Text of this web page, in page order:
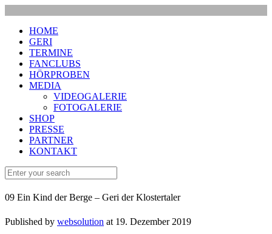
HOME
GERI
TERMINE
FANCLUBS
HÖRPROBEN
MEDIA
VIDEOGALERIE
FOTOGALERIE
SHOP
PRESSE
PARTNER
KONTAKT
09 Ein Kind der Berge – Geri der Klostertaler
Published by websolution at 19. Dezember 2019